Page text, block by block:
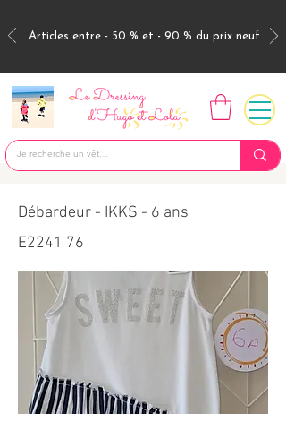
Articles entre - 50 % et - 90 % du prix neuf
Débardeur - IKKS - 6 ans
E2241 76